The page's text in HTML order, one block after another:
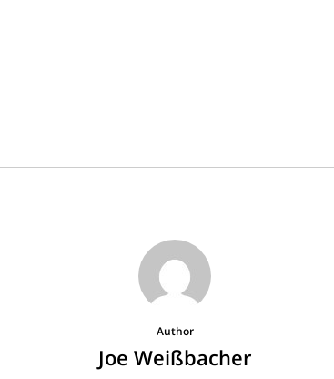
Author
Joe Weißbacher